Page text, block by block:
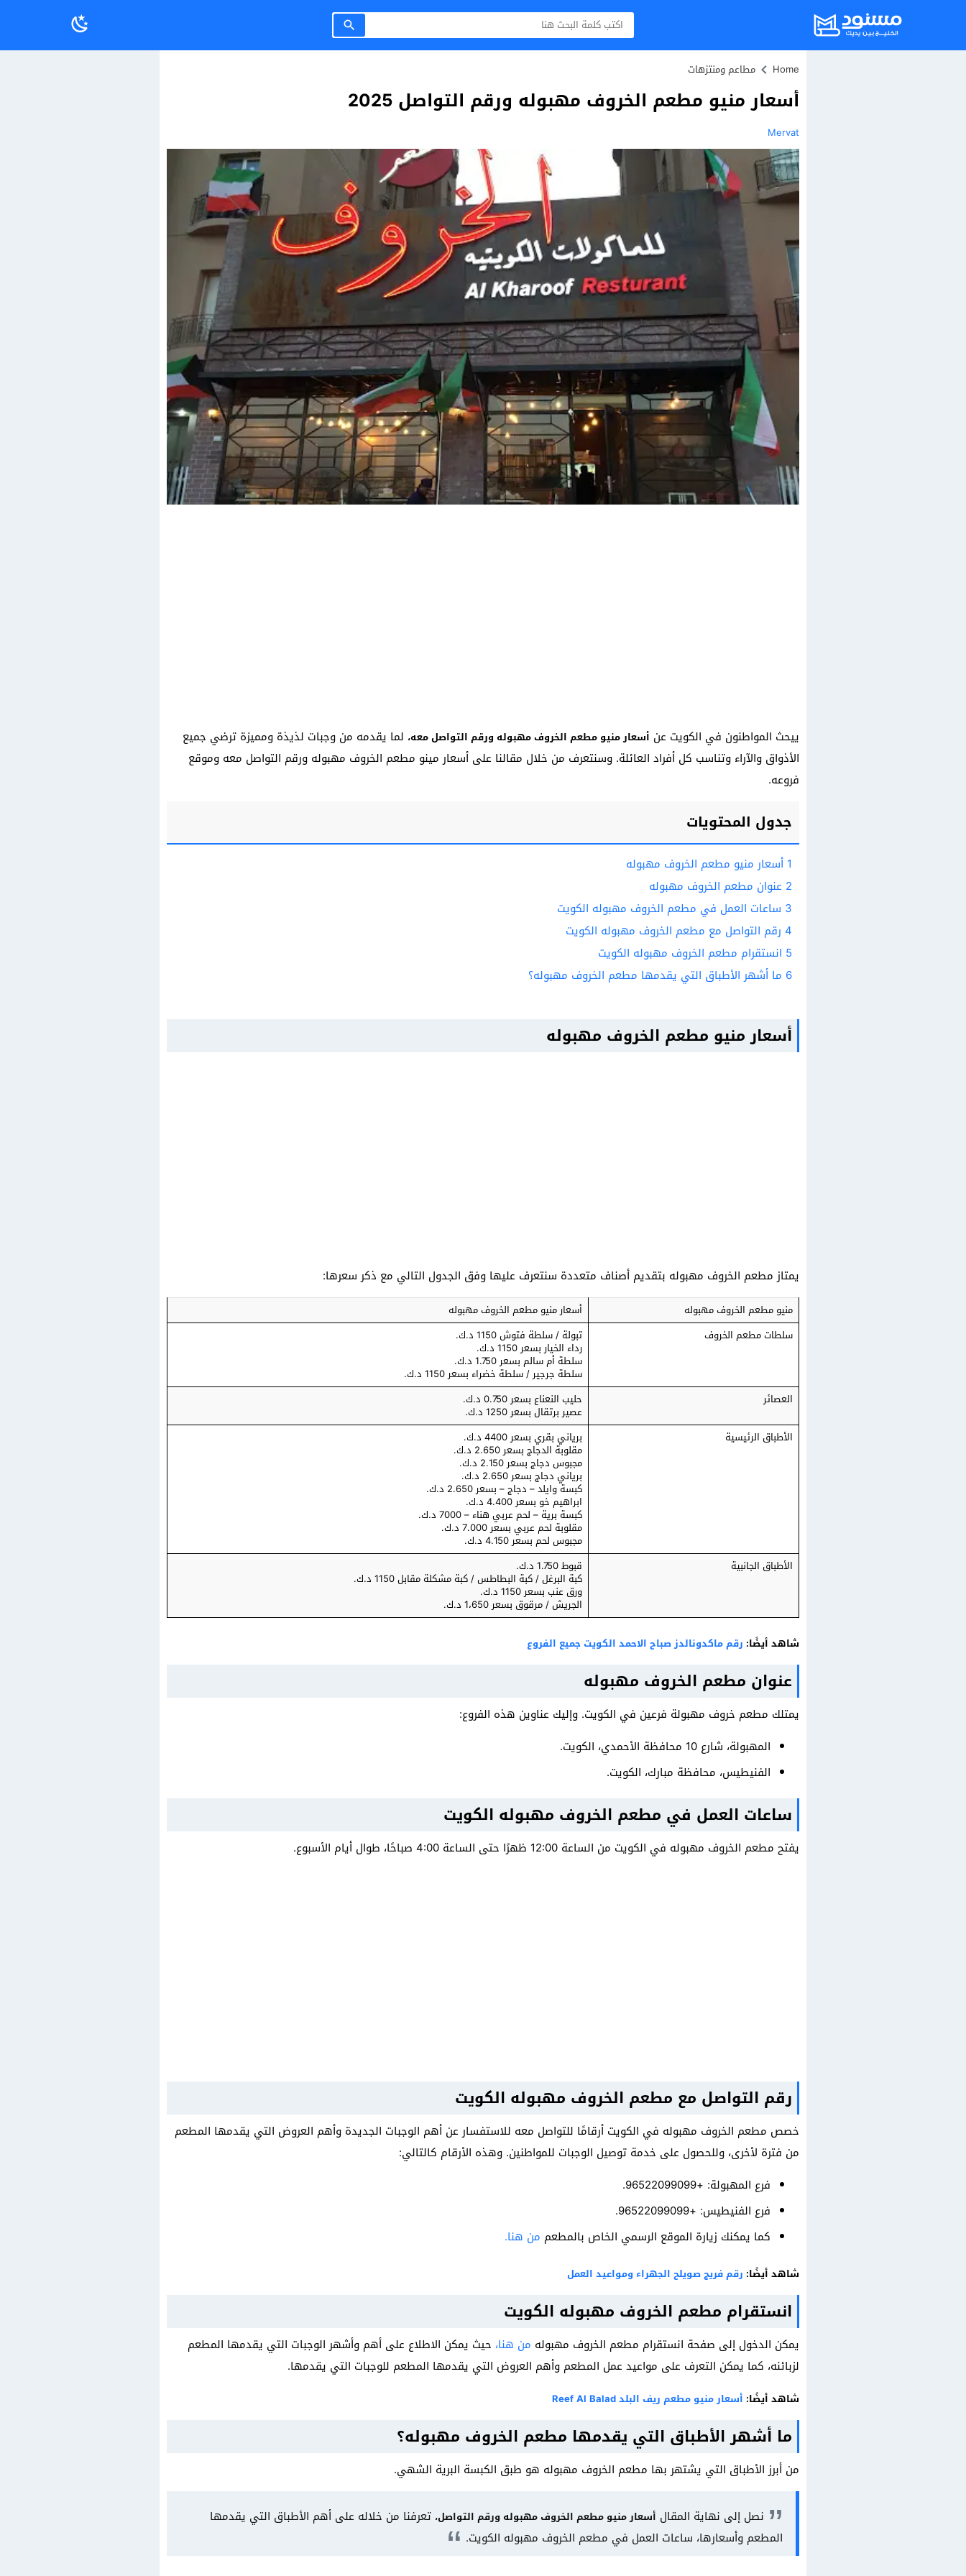
Home مطاعم ومنتزهات
أسعار منيو مطعم الخروف مهبوله ورقم التواصل 2025
Mervat
ييحث المواطنون في الكويت عن أسعار منيو مطعم الخروف مهبوله ورقم التواصل معه، لما يقدمه من وجبات لذيذة ومميزة ترضي جميع
الأذواق والآراء وتناسب كل أفراد العائلة. وسنتعرف من خلال مقالنا على أسعار مينو مطعم الخروف مهبوله ورقم التواصل معه وموقع
فروعه.
جدول المحتويات
1 أسعار منيو مطعم الخروف مهبوله
2 عنوان مطعم الخروف مهبوله
3 ساعات العمل في مطعم الخروف مهبوله الكويت
4 رقم التواصل مع مطعم الخروف مهبوله الكويت
5 انستقرام مطعم الخروف مهبوله الكويت
6 ما أشهر الأطباق التي يقدمها مطعم الخروف مهبوله؟
أسعار منيو مطعم الخروف مهبوله
يمتاز مطعم الخروف مهبوله بتقديم أصناف متعددة سنتعرف عليها وفق الجدول التالي مع ذكر سعرها:
منيو مطعم الخروف مهبوله
أسعار منيو مطعم الخروف مهبوله
سلطات مطعم الخروف
تبولة / سلطة فتوش 1150 د.ك.
رداء الخيار بسعر 1150 د.ك.
سلطة أم سالم بسعر 1.750 د.ك.
سلطة جرجير / سلطة خضراء بسعر 1150 د.ك.
العصائر
حليب النعناع بسعر 0.750 د.ك.
عصير برتقال بسعر 1250 د.ك.
الأطباق الرئيسية
برياني بقري بسعر 4400 د.ك.
مقلوبة الدجاج بسعر 2.650 د.ك.
مجبوس دجاج بسعر 2.150 د.ك.
برياني دجاج بسعر 2.650 د.ك.
كبسة وايلد – دجاج – بسعر 2.650 د.ك.
ابراهيم خو بسعر 4.400 د.ك.
كبسة برية – لحم عربي هناء – 7000 د.ك.
مقلوبة لحم عربي بسعر 7.000 د.ك.
مجبوس لحم بسعر 4.150 د.ك.
الأطباق الجانبية
قبوط 1.750 د.ك.
كبة البرغل / كبة البطاطس / كبة مشكلة مقابل 1150 د.ك.
ورق عنب بسعر 1150 د.ك.
الجريش / مرقوق بسعر 1،650 د.ك.
شاهد أيضًا: رقم ماكدونالدز صباح الاحمد الكويت جميع الفروع
عنوان مطعم الخروف مهبوله
يمتلك مطعم خروف مهبولة فرعين في الكويت. وإليك عناوين هذه الفروع:
المهبولة، شارع 10 محافظة الأحمدي، الكويت.
الفنيطيس، محافظة مبارك، الكويت.
ساعات العمل في مطعم الخروف مهبوله الكويت
يفتح مطعم الخروف مهبوله في الكويت من الساعة 12:00 ظهرًا حتى الساعة 4:00 صباحًا، طوال أيام الأسبوع.
رقم التواصل مع مطعم الخروف مهبوله الكويت
خصص مطعم الخروف مهبوله في الكويت أرقامًا للتواصل معه للاستفسار عن أهم الوجبات الجديدة وأهم العروض التي يقدمها المطعم
من فترة لأخرى، وللحصول على خدمة توصيل الوجبات للمواطنين. وهذه الأرقام كالتالي:
فرع المهبولة: +96522099099.
فرع الفنيطيس: +96522099099.
كما يمكنك زيارة الموقع الرسمي الخاص بالمطعم من هنا.
شاهد أيضًا: رقم فريج صويلح الجهراء ومواعيد العمل
انستقرام مطعم الخروف مهبوله الكويت
يمكن الدخول إلى صفحة انستقرام مطعم الخروف مهبوله من هنا، حيث يمكن الاطلاع على أهم وأشهر الوجبات التي يقدمها المطعم
لزبائنه، كما يمكن التعرف على مواعيد عمل المطعم وأهم العروض التي يقدمها المطعم للوجبات التي يقدمها.
شاهد أيضًا: أسعار منيو مطعم ريف البلد Reef Al Balad
ما أشهر الأطباق التي يقدمها مطعم الخروف مهبوله؟
من أبرز الأطباق التي يشتهر بها مطعم الخروف مهبوله هو طبق الكبسة البرية الشهي.
نصل إلى نهاية المقال أسعار منيو مطعم الخروف مهبوله ورقم التواصل، تعرفنا من خلاله على أهم الأطباق التي يقدمها
المطعم وأسعارها، ساعات العمل في مطعم الخروف مهبوله الكويت.